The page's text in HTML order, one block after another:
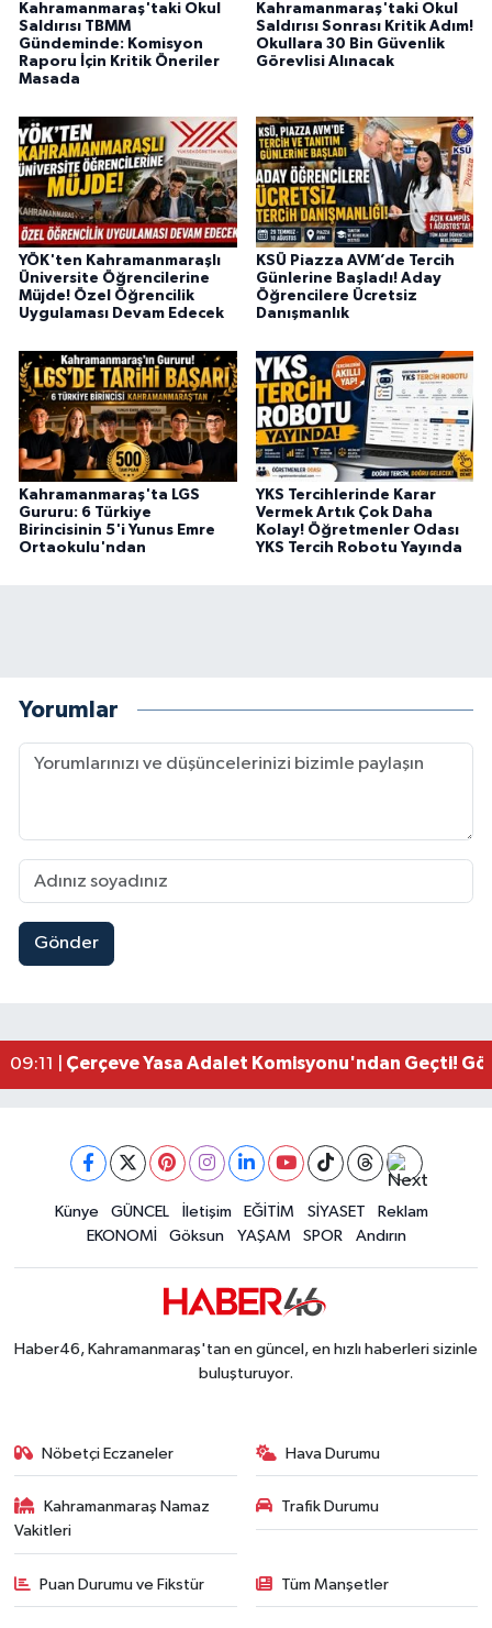
Kahramanmaraş'taki Okul
Saldırısı TBMM
Gündeminde: Komisyon
Raporu İçin Kritik Öneriler
Masada
Kahramanmaraş'taki Okul
Saldırısı Sonrası Kritik Adım!
Okullara 30 Bin Güvenlik
Görevlisi Alınacak
YÖK'ten Kahramanmaraşlı
Üniversite Öğrencilerine
Müjde! Özel Öğrencilik
Uygulaması Devam Edecek
KSÜ Piazza AVM’de Tercih
Günlerine Başladı! Aday
Öğrencilere Ücretsiz
Danışmanlık
Kahramanmaraş'ta LGS
Gururu: 6 Türkiye
Birincisinin 5'i Yunus Emre
Ortaokulu'ndan
YKS Tercihlerinde Karar
Vermek Artık Çok Daha
Kolay! Öğretmenler Odası
YKS Tercih Robotu Yayında
Yorumlar
Gönder
17:19 |Kahramanmaraşlı İşçi Adana'daki Tünel
09:11 | Çerçeve Yasa Adalet Komisyonu'ndan Geçti!
09:04 |Kahramanmaraş'taki Okul Saldırısı TBMM
Kahramanmaraş'ta Pusula Maraş Eğitim
Kahramanmaraş'ta Tarım İçin Su Seferberliği
20:02 |Kahramanmaraş'ta 5 Kilometrelik Yolda Sıcak
Künye GÜNCEL İletişim EĞİTİM SİYASET
Reklam
EKONOMİ
Göksun YAŞAM SPOR Andırın
Haber46, Kahramanmaraş'tan en güncel, en hızlı haberleri sizinle
buluşturuyor.
Nöbetçi Eczaneler Hava Durumu
Kahramanmaraş Namaz
Vakitleri
Trafik Durumu
Puan Durumu ve Fikstür Tüm Manşetler
TANITIM
HABERDE İNSAN